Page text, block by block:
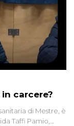
carcere?
di Mestre, è
Taffi Pamio,